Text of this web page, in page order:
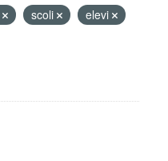
scoli
elevi